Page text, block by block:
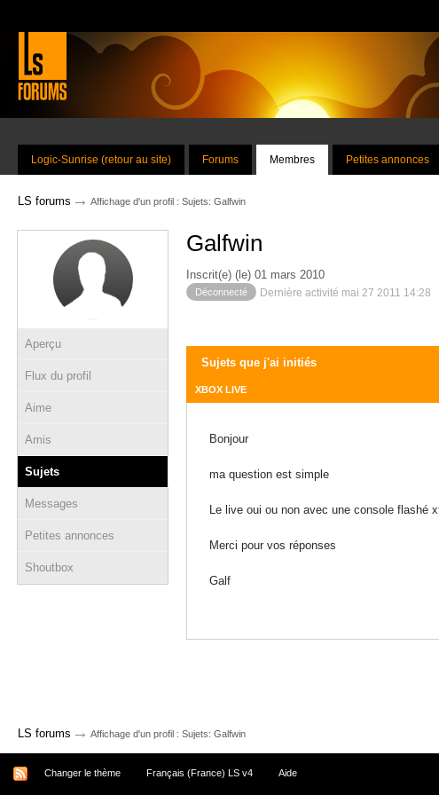
Logic-Sunrise (retour au site) Forums Membres Petites annonces
LS forums → Affichage d'un profil : Sujets: Galfwin
Aperçu
Flux du profil
Aime
Amis
Sujets
Messages
Petites annonces
Shoutbox
Galfwin
Inscrit(e) (le) 01 mars 2010
Déconnecté Dernière activité mai 27 2011 14:28
Sujets que j'ai initiés
XBOX LIVE
Bonjour
ma question est simple
Le live oui ou non avec une console flashé
Merci pour vos réponses
Galf
LS forums → Affichage d'un profil : Sujets: Galfwin
Changer le thème Français (France) LS v4 Aide